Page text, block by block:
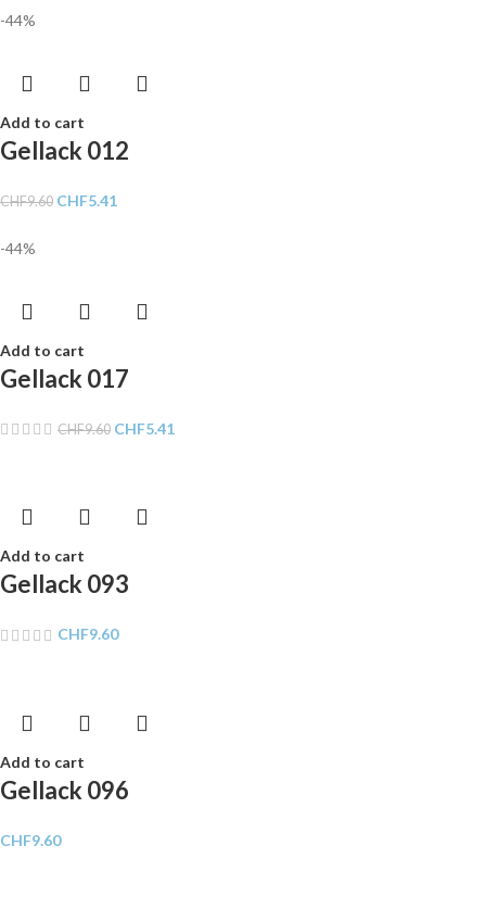
-44%
Add to cart
Gellack 012
CHF9.60 CHF5.41
-44%
Add to cart
Gellack 017
CHF9.60 CHF5.41
Add to cart
Gellack 093
CHF9.60
Add to cart
Gellack 096
CHF9.60